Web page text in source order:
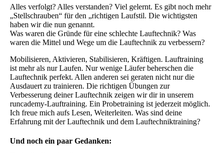
Alles verfolgt? Alles verstanden? Viel gelernt. Es gibt noch mehr
„Stellschrauben“ für den „richtigen Laufstil. Die wichtigsten
haben wir die nun genannt.
Was waren die Gründe für eine schlechte Lauftechnik? Was
waren die Mittel und Wege um die Lauftechnik zu verbessern?
Mobilisieren, Aktivieren, Stabilisieren, Kräftigen. Lauftraining
ist mehr als nur Laufen. Nur wenige Läufer beherschen die
Lauftechnik perfekt. Allen anderen sei geraten nicht nur die
Ausdauert zu trainieren. Die richtigen Übungen zur
Verbesserung deiner Lauftechnik zeigen wir dir in unserem
runcademy-Lauftraining. Ein Probetraining ist jederzeit möglich.
Ich freue mich aufs Lesen, Weiterleiten. Was sind deine
Erfahrung mit der Lauftechnik und dem Lauftechniktraining?
Und noch ein paar Gedanken: